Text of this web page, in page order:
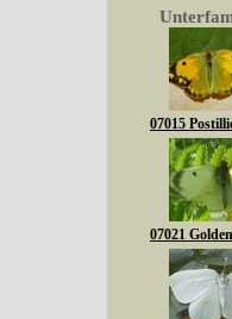
07015
07021